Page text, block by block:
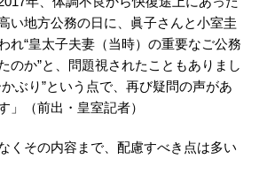
い地方公務の日に、眞子さんと小室圭
れ“皇太子夫妻（当時）の重要なご公務
のか”と、問題視されたこともありまし
ぶり”という点で、再び疑問の声があ
」（前出・皇室記者）
くその内容まで、配慮すべき点は多い